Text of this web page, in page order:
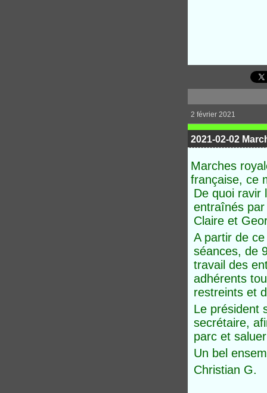
2 février 2021
2021-02-02
Marches
française, ce
De quoi ravir
entraînés par
Claire et
A partir de ce
séances, de
travail des
adhérents
restreints et
Le président
secrétaire,
parc et
Un bel
Christian G.